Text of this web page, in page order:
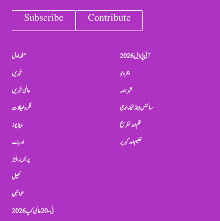
Subscribe Contribute
صفحہ اول
خبریں
عالمی خبریں
فکر و خیالات
ویڈیوز
ادبیات
پریس ریلیز
کھیل
خواتین
ٹی-20 عالمی کپ 2026
آئی پی ایل 2026
انٹرویو
شہرنامہ
سائنس اینڈ ٹیکنالوجی
فلم اور تفریح
تعلیم اور کیریر